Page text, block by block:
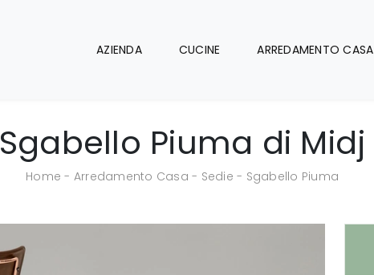
AZIENDA CUCINE ARREDAMENTO CASA
Sgabello Piuma di Midj
Home - Arredamento Casa - Sedie - Sgabello Piuma